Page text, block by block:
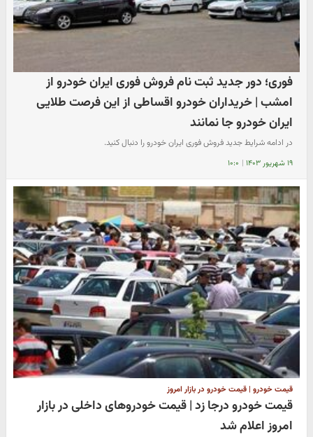
فوری؛ دور جدید ثبت نام فروش فوری ایران خودرو از
امشب | خریداران خودرو اقساطی از این فرصت طلایی
ایران خودرو جا نمانند
در ادامه شرایط جدید فروش فوری ایران خودرو را دنبال کنید.
۱۹ شهریور ۱۴۰۳ | ۱۰:۰
قیمت خودرو | قیمت خودرو در بازار امروز
قیمت خودرو درجا زد | قیمت خودروهای داخلی در بازار
امروز اعلام شد